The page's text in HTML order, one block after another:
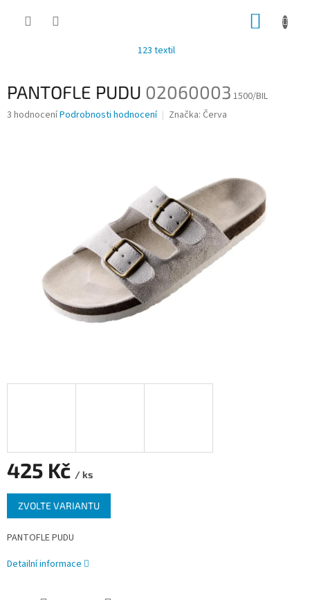
123 textil
PANTOFLE PUDU 02060003 1500/BIL
Průměrné
3 hodnoceníPodrobnosti hodnocení Značka: Červa
425 Kč / ks
Měrná
cena:
ZVOLTE VARIANTU
PANTOFLE PUDU
Detailní informace